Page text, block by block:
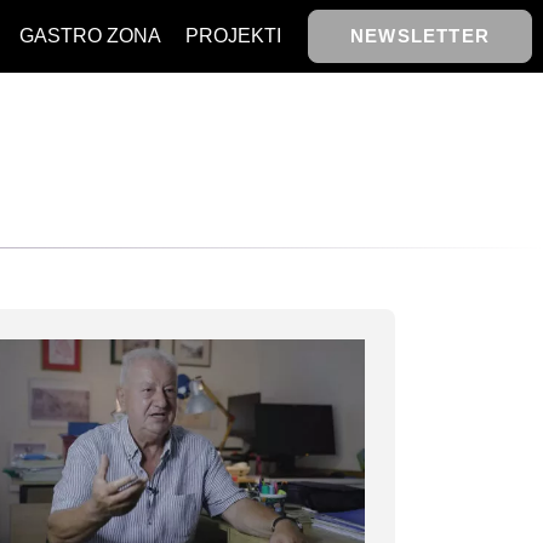
GASTRO ZONA PROJEKTI
TO OFFICE/SCHOOL
BMW BIZNIS LIGA
BIZLIFE WEEK
IZJAVA GODINE
NEWSLETTER
NAJKOLEGA
BIZLIFE WEEK
IZJAVA GODINE